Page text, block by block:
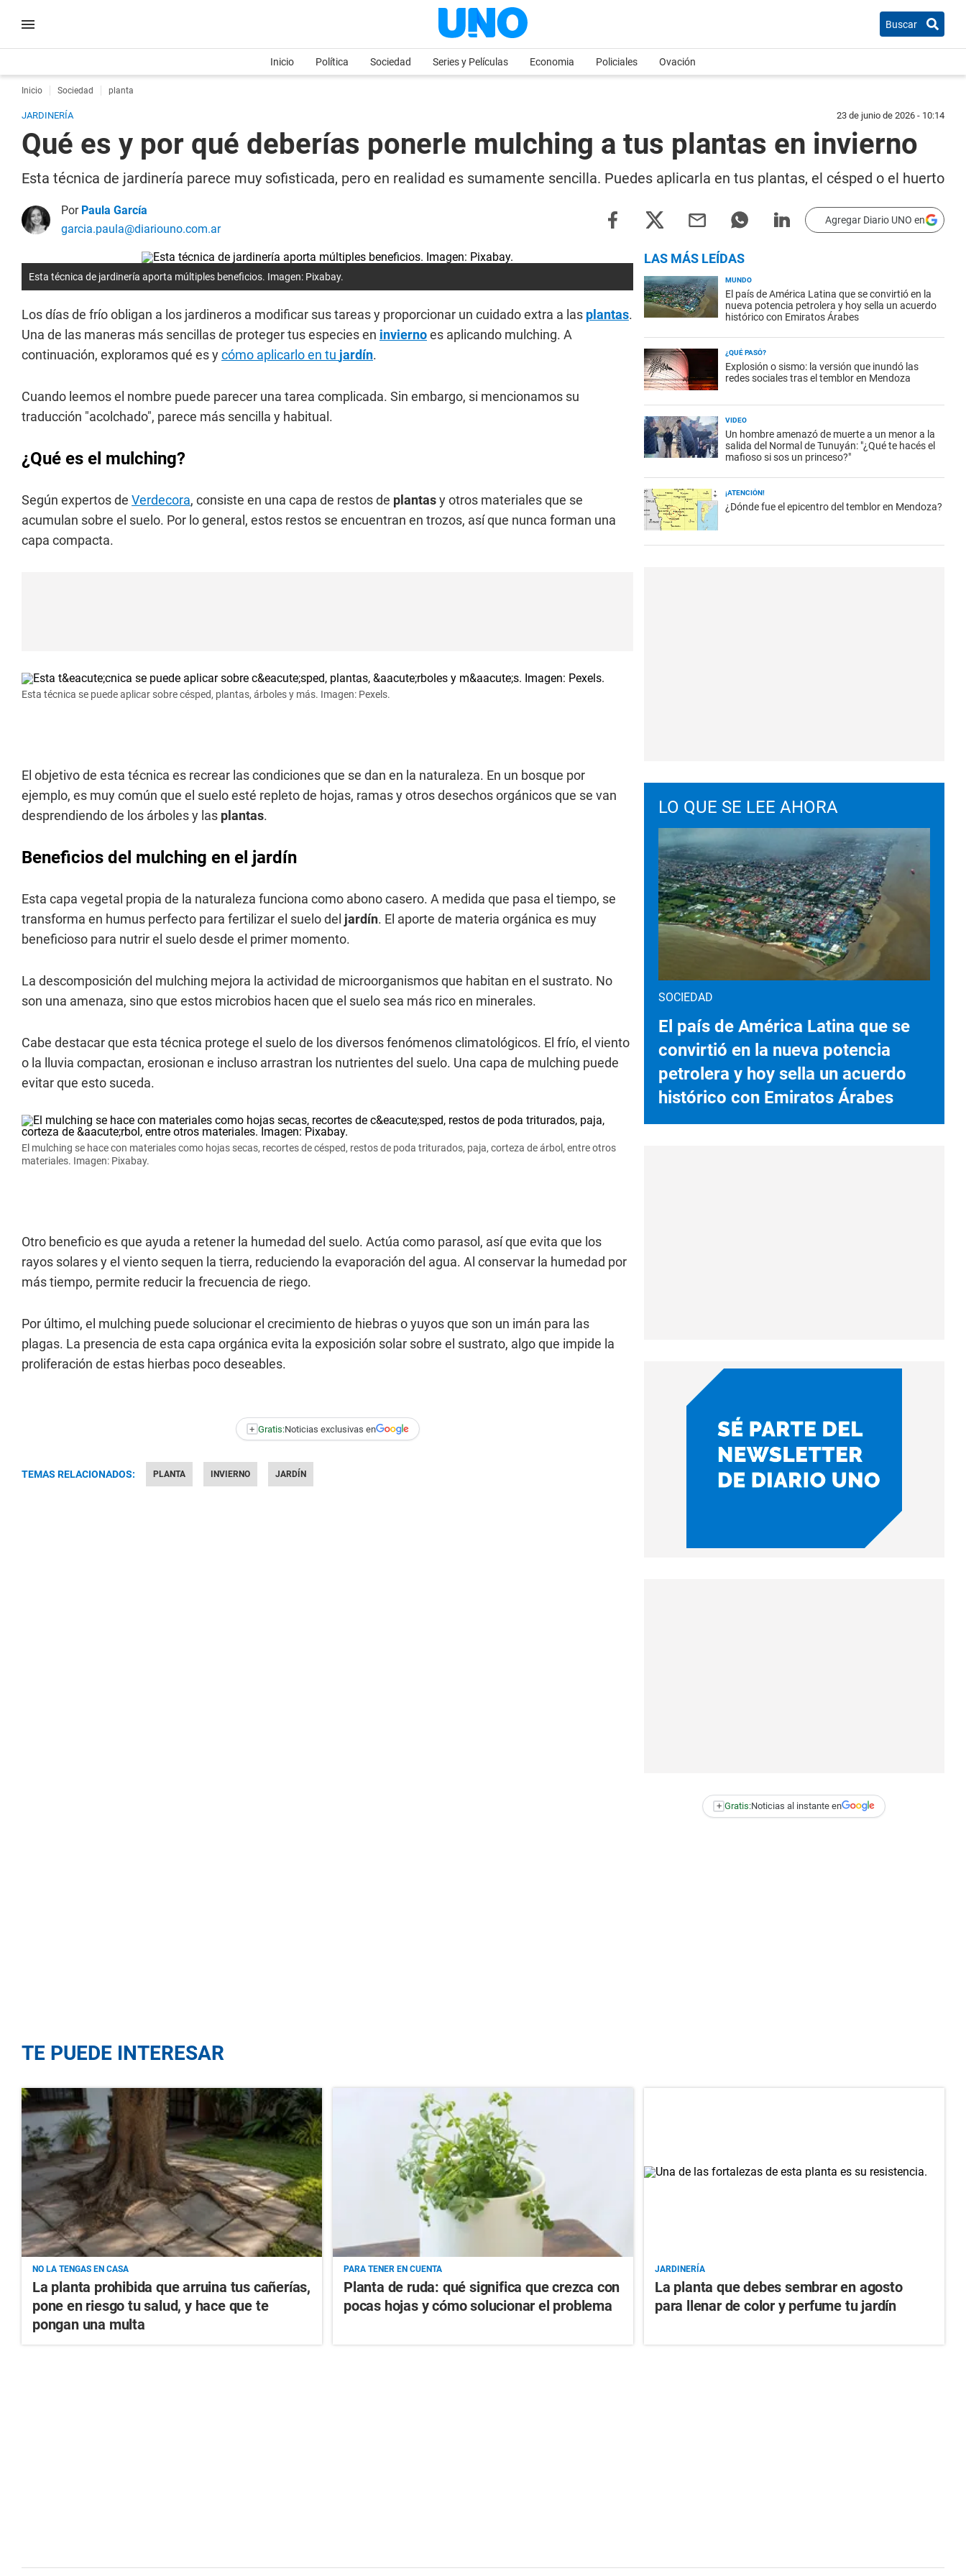
Buscar
Inicio Política Sociedad Series y Películas Economia Policiales Ovación
Inicio Sociedad planta
JARDINERÍA 23 de junio de 2026 - 10:14
Qué es y por qué deberías ponerle mulching a tus plantas en invierno
Esta técnica de jardinería parece muy sofisticada, pero en realidad es sumamente sencilla. Puedes aplicarla en tus plantas, el césped o el huerto
Por Paula García
garcia.paula@diariouno.com.ar
Agregar Diario UNO en
Esta técnica de jardinería aporta múltiples beneficios. Imagen: Pixabay.
Los días de frío obligan a los jardineros a modificar sus tareas y proporcionar un cuidado extra a las plantas.
Una de las maneras más sencillas de proteger tus especies en inviernoes aplicando mulching. A
continuación, exploramos qué es ycómo aplicarlo en tu jardín.
Cuando leemos el nombre puede parecer una tarea complicada. Sin embargo, si mencionamos su
traducción "acolchado", parece más sencilla y habitual.
¿Qué es el mulching?
Según expertos de Verdecora, consiste en una capa de restos de plantasy otros materiales que se
acumulan sobre el suelo. Por lo general, estos restos se encuentran en trozos, así que nunca forman una
capa compacta.
Esta técnica se puede aplicar sobre césped, plantas, árboles y más. Imagen: Pexels.
El objetivo de esta técnica es recrear las condiciones que se dan en la naturaleza. En un bosque por
ejemplo, es muy común que el suelo esté repleto de hojas, ramas y otros desechos orgánicos que se van
desprendiendo de los árboles y las plantas.
Beneficios del mulching en el jardín
Esta capa vegetal propia de la naturaleza funciona como abono casero. A medida que pasa el tiempo, se
transforma en humus perfecto para fertilizar el suelo del jardín. El aporte de materia orgánica es muy
beneficioso para nutrir el suelo desde el primer momento.
La descomposición del mulching mejora la actividad de microorganismos que habitan en el sustrato. No
son una amenaza, sino que estos microbios hacen que el suelo sea más rico en minerales.
Cabe destacar que esta técnica protege el suelo de los diversos fenómenos climatológicos. El frío, el viento
o la lluvia compactan, erosionan e incluso arrastran los nutrientes del suelo. Una capa de mulching puede
evitar que esto suceda.
El mulching se hace con materiales como hojas secas, recortes de césped, restos de poda triturados, paja, corteza de árbol, entre otros
materiales. Imagen: Pixabay.
Otro beneficio es que ayuda a retener la humedad del suelo. Actúa como parasol, así que evita que los
rayos solares y el viento sequen la tierra, reduciendo la evaporación del agua. Al conservar la humedad por
más tiempo, permite reducir la frecuencia de riego.
Por último, el mulching puede solucionar el crecimiento de hiebras o yuyos que son un imán para las
plagas. La presencia de esta capa orgánica evita la exposición solar sobre el sustrato, algo que impide la
proliferación de estas hierbas poco deseables.
+ Gratis:Noticias exclusivas en
TEMAS RELACIONADOS: PLANTA INVIERNO JARDÍN
LAS MÁS LEÍDAS
MUNDO
El país de América Latina que se convirtió en la
nueva potencia petrolera y hoy sella un acuerdo
histórico con Emiratos Árabes
¿QUÉ PASÓ?
Explosión o sismo: la versión que inundó las
redes sociales tras el temblor en Mendoza
VIDEO
Un hombre amenazó de muerte a un menor a la
salida del Normal de Tunuyán: "¿Qué te hacés el
mafioso si sos un princeso?"
¡ATENCIÓN!
¿Dónde fue el epicentro del temblor en Mendoza?
LO QUE SE LEE AHORA
SOCIEDAD
El país de América Latina que se
convirtió en la nueva potencia
petrolera y hoy sella un acuerdo
histórico con Emiratos Árabes
+ Gratis:Noticias al instante en
TE PUEDE INTERESAR
NO LA TENGAS EN CASA
La planta prohibida que arruina tus cañerías,
pone en riesgo tu salud, y hace que te
pongan una multa
PARA TENER EN CUENTA
Planta de ruda: qué significa que crezca con
pocas hojas y cómo solucionar el problema
JARDINERÍA
La planta que debes sembrar en agosto
para llenar de color y perfume tu jardín